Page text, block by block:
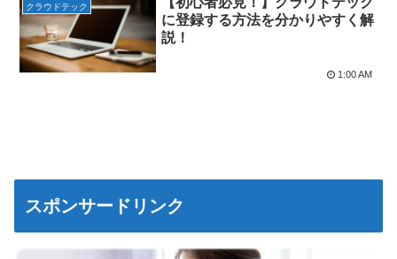
クラウドテック
に登録する方法を分かりやすく解
説！
1:00 AM
スポンサードリンク